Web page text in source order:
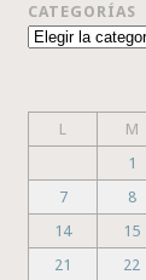
CATEGORÍAS
Categorías
L
M
1
7
8
14
15
21
22